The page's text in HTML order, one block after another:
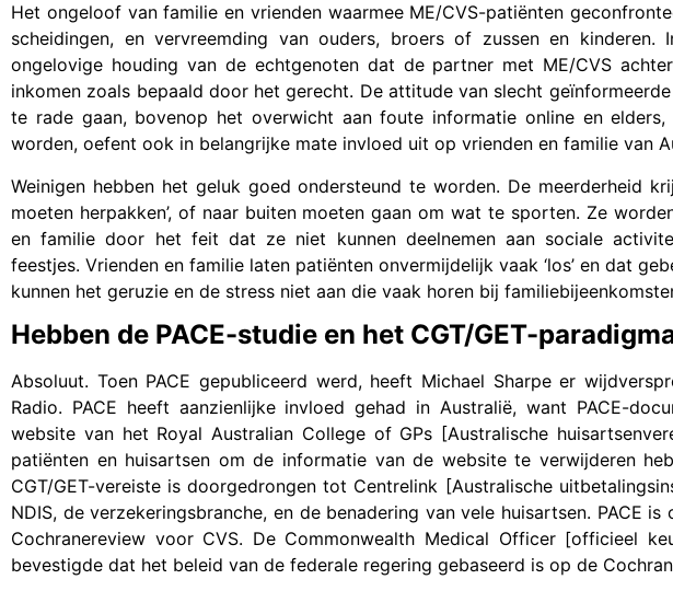
Het ongeloof van familie en vrienden waarmee ME/CVS-patiënten
scheidingen, en vervreemding van ouders, broers of zussen en kinderen.
ongelovige houding van de echtgenoten dat de partner met ME/CVS
inkomen zoals bepaald door het gerecht. De attitude van slecht
te rade gaan, bovenop het overwicht aan foute informatie online en elders,
worden, oefent ook in belangrijke mate invloed uit op vrienden en familie van
Weinigen hebben het geluk goed ondersteund te worden. De meerderheid
moeten herpakken’, of naar buiten moeten gaan om wat te sporten. Ze
en familie door het feit dat ze niet kunnen deelnemen aan sociale
feestjes. Vrienden en familie laten patiënten onvermijdelijk vaak ‘los’ en dat
kunnen het geruzie en de stress niet aan die vaak horen bij
Hebben de PACE-studie en het CGT/GET-
Absoluut. Toen PACE gepubliceerd werd, heeft Michael Sharpe er
Radio. PACE heeft aanzienlijke invloed gehad in Australië, want PACE-
website van het Royal Australian College of GPs [Australische
patiënten en huisartsen om de informatie van de website te verwijderen
CGT/GET-vereiste is doorgedrongen tot Centrelink [Australische
NDIS, de verzekeringsbranche, en de benadering van vele huisartsen. PACE
Cochranereview voor CVS. De Commonwealth Medical Officer [officieel
bevestigde dat het beleid van de federale regering gebaseerd is op de